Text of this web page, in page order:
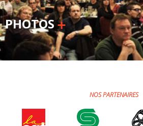
PHOTOS
NOS PARTENAIRES